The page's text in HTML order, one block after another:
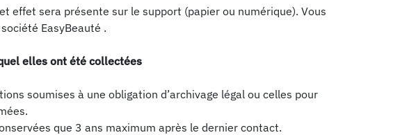
effet sera présente sur le support (papier ou numérique). Vous
EasyBeauté .
elles ont été collectées
soumises à une obligation d’archivage légal ou celles pour
que 3 ans maximum après le dernier contact.